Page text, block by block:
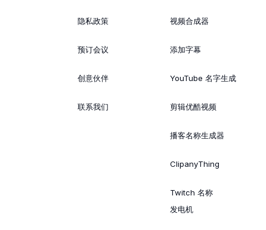
隐私政策
预订会议
创意伙伴
联系我们
视频合成器
添加字幕
YouTube 名字生成
剪辑优酷视频
播客名称生成器
ClipanyThing
Twitch 名称
发电机